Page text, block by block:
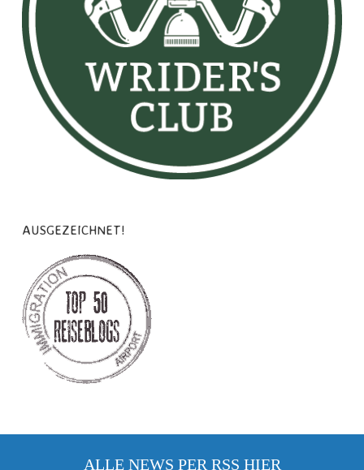
AUSGEZEICHNET!
ALLE NEWS PER RSS HIER